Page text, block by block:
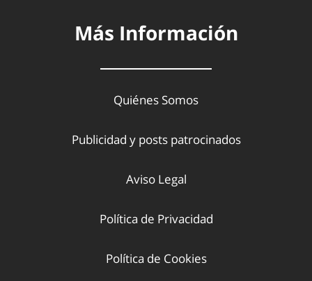
Más Información
Quiénes Somos
Publicidad y posts patrocinados
Aviso Legal
Política de Privacidad
Política de Cookies